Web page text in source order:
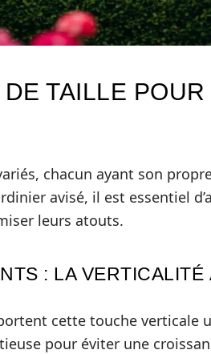
TAILLE
chacun ayant son
avisé, il est essentiel
leurs atouts.
: LA VERTICALITÉ
cette touche verticale
pour éviter une